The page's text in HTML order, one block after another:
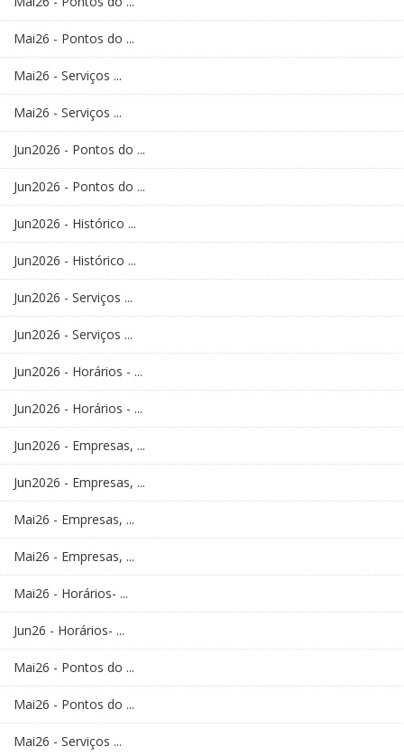
Mai26 - Pontos do ...
Mai26 - Serviços ...
Mai26 - Serviços ...
Jun2026 - Pontos do ...
Jun2026 - Pontos do ...
Jun2026 - Histórico ...
Jun2026 - Histórico ...
Jun2026 - Serviços ...
Jun2026 - Serviços ...
Jun2026 - Horários - ...
Jun2026 - Horários - ...
Jun2026 - Empresas, ...
Jun2026 - Empresas, ...
Mai26 - Empresas, ...
Mai26 - Empresas, ...
Mai26 - Horários- ...
Jun26 - Horários- ...
Mai26 - Pontos do ...
Mai26 - Pontos do ...
Mai26 - Serviços ...